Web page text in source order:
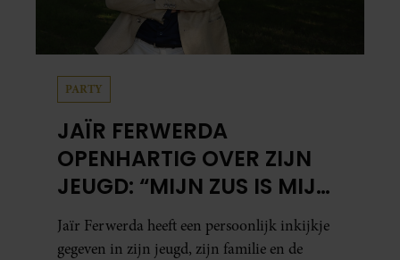
PARTY
JAÏR FERWERDA
OPENHARTIG OVER ZIJN
JEUGD: “MIJN ZUS IS MIJN
MORELE KOMPAS”
Jaïr Ferwerda heeft een persoonlijk inkijkje
gegeven in zijn jeugd, zijn familie en de